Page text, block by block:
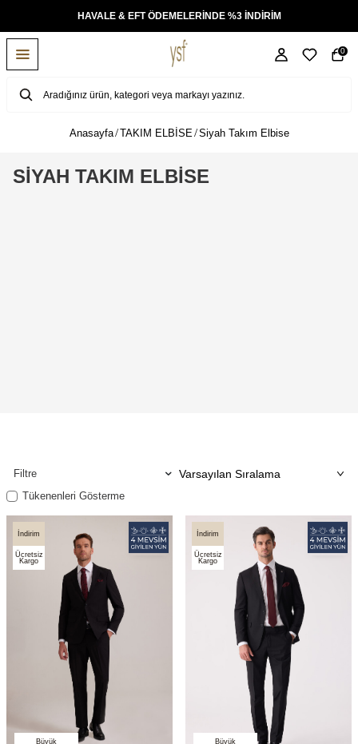
TÜM ÜRÜNLERDE ÜCRETSİZ KARGO
0
Anasayfa TAKIM ELBİSE Siyah Takım Elbise
SİYAH TAKIM ELBİSE
Filtre
Tükenenleri Gösterme
İndirim
Ücretsiz
Kargo
Büyük
İndirim
Ücretsiz
Kargo
Büyük